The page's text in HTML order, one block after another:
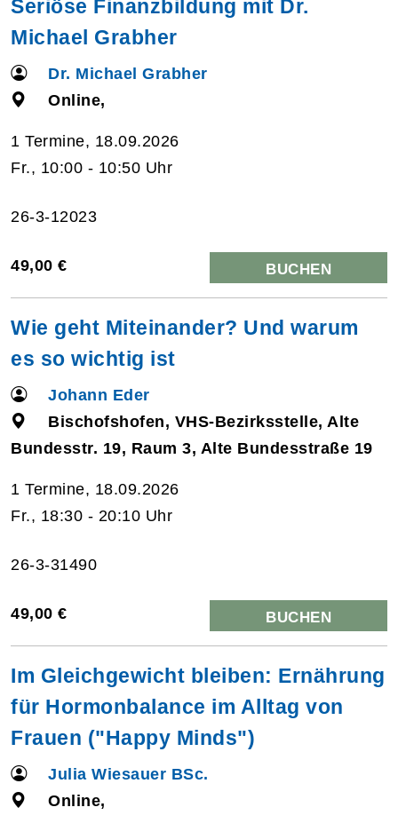
Seriöse Finanzbildung mit Dr.
Michael Grabher
Dr. Michael Grabher
Online,
1 Termine, 18.09.2026
Fr., 10:00 - 10:50 Uhr
26-3-12023
49,00 € BUCHEN
Wie geht Miteinander? Und warum
es so wichtig ist
Johann Eder
Bischofshofen, VHS-Bezirksstelle, Alte
Bundesstr. 19, Raum 3, Alte Bundesstraße 19
1 Termine, 18.09.2026
Fr., 18:30 - 20:10 Uhr
26-3-31490
49,00 € BUCHEN
Im Gleichgewicht bleiben: Ernährung
für Hormonbalance im Alltag von
Frauen ("Happy Minds")
Julia Wiesauer BSc.
Online,